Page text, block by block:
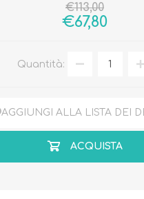
€113,00
€67,80
Quantità:
AGGIUNGI ALLA LISTA DEI
ACQUISTA